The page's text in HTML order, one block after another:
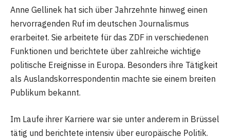
Anne Gellinek hat sich über Jahrzehnte hinweg einen
hervorragenden Ruf im deutschen Journalismus
erarbeitet. Sie arbeitete für das ZDF in verschiedenen
Funktionen und berichtete über zahlreiche wichtige
politische Ereignisse in Europa. Besonders ihre Tätigkeit
als Auslandskorrespondentin machte sie einem breiten
Publikum bekannt.
Im Laufe ihrer Karriere war sie unter anderem in Brüssel
tätig und berichtete intensiv über europäische Politik.